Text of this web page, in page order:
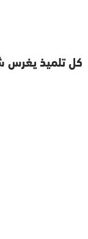
كل تلميذ يغرس